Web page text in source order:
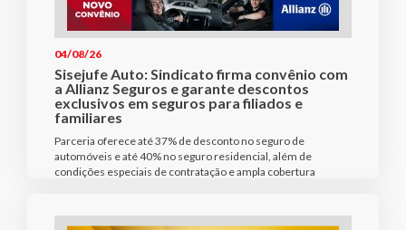
04/08/26
Sisejufe Auto: Sindicato firma convênio com
a Allianz Seguros e garante descontos
exclusivos em seguros para filiados e
familiares
Parceria oferece até 37% de desconto no seguro de
automóveis e até 40% no seguro residencial, além de
condições especiais de contratação e ampla cobertura